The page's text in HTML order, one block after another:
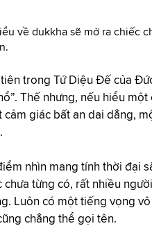
về dukkha sẽ mở ra chiếc
trong Tứ Diệu Đế của
Thế nhưng, nếu hiểu
cảm giác bất an dai dẳng,
nhìn mang tính thời đại
chưa từng có, rất nhiều
Luôn có một tiếng vọng
chẳng thể gọi tên.